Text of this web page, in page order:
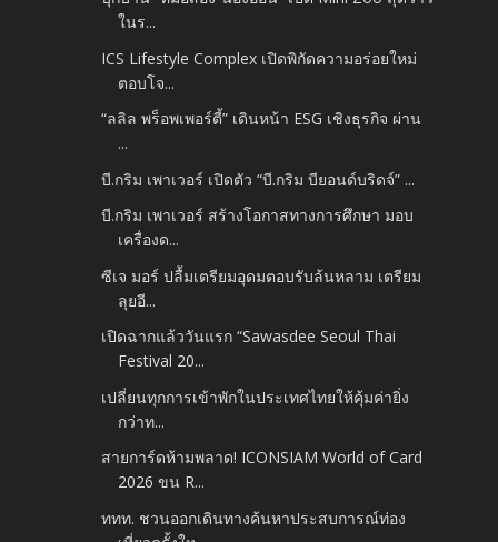
ในร...
ICS Lifestyle Complex เปิดพิกัดความอร่อยใหม่
ตอบโจ...
“ลลิล พร็อพเพอร์ตี้” เดินหน้า ESG เชิงธุรกิจ ผ่าน
...
บี.กริม เพาเวอร์ เปิดตัว “บี.กริม บียอนด์บริดจ์” ...
บี.กริม เพาเวอร์ สร้างโอกาสทางการศึกษา มอบ
เครื่องด...
ซีเจ มอร์ ปลื้มเตรียมอุดมตอบรับล้นหลาม เตรียม
ลุยอี...
เปิดฉากแล้ววันแรก “Sawasdee Seoul Thai
Festival 20...
เปลี่ยนทุกการเข้าพักในประเทศไทยให้คุ้มค่ายิ่ง
กว่าท...
สายการ์ดห้ามพลาด! ICONSIAM World of Card
2026 ขน R...
ททท. ชวนออกเดินทางค้นหาประสบการณ์ท่อง